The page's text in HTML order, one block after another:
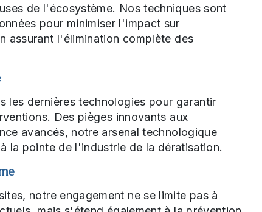
de l'écosystème. Nos techniques sont
pour minimiser l'impact sur
assurant l'élimination complète des
les dernières technologies pour garantir
Des pièges innovants aux
avancés, notre arsenal technologique
la pointe de l'industrie de la dératisation.
notre engagement ne se limite pas à